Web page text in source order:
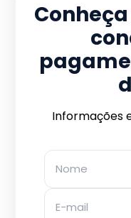
Informações